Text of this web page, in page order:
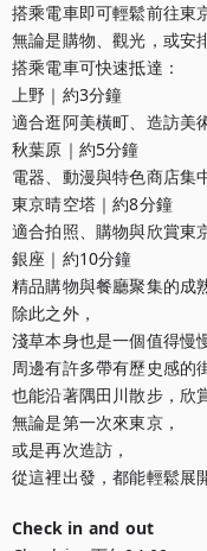
搭乘電車即可輕鬆前往東
無論是購物、觀光，或安
搭乘電車可快速抵達：
上野｜約3分鐘
適合逛阿美橫町、造訪美
秋葉原｜約5分鐘
電器、動漫與特色商店集
東京晴空塔｜約8分鐘
適合拍照、購物與欣賞東
銀座｜約10分鐘
精品購物與餐廳聚集的成
除此之外，
淺草本身也是一個值得慢
周邊有許多帶有歷史感的
也能沿著隅田川散步，欣
無論是第一次來東京，
或是再次造訪，
從這裡出發，都能輕鬆展
Check in and out